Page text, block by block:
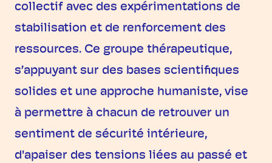
collectif avec des expérimentations de
stabilisation et de renforcement des
ressources. Ce groupe thérapeutique,
s’appuyant sur des bases scientifiques
solides et une approche humaniste, vise
à permettre à chacun de retrouver un
sentiment de sécurité intérieure,
d'apaiser des tensions liées au passé et